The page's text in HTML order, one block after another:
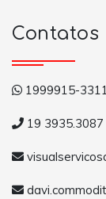
Contatos
1999915-
19 3935.3087